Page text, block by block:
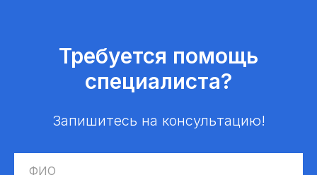
Требуется помощь
специалиста?
Запишитесь на консультацию!